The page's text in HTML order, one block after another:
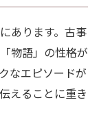
あります。古事
物語」の性格が
なエピソードが
えることに重き